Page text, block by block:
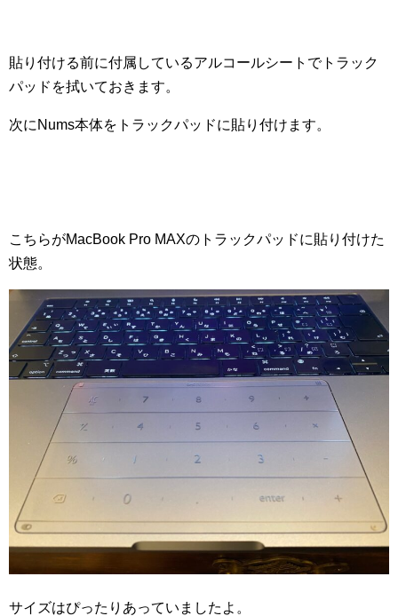
貼り付ける前に付属しているアルコールシートでトラック
パッドを拭いておきます。
次にNums本体をトラックパッドに貼り付けます。
こちらがMacBook Pro MAXのトラックパッドに貼り付けた
状態。
サイズはぴったりあっていましたよ。